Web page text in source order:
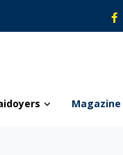
Magazine